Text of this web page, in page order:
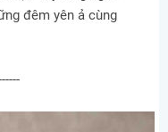
đêm yên ả cùng